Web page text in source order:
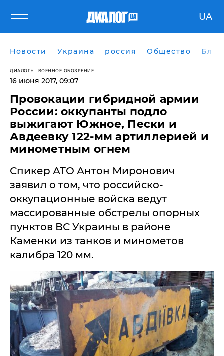
UA
Новости Украина россия Общество
ДИАЛОГ ВОЕННОЕ ОБОЗРЕНИЕ
16 июня 2017, 09:07
Провокации гибридной армии
России: оккупанты подло
выжигают Южное, Пески и
Авдеевку 122-мм артиллерией и
минометным огнем
Спикер АТО Антон Миронович
заявил о том, что российско-
оккупационные войска ведут
массированные обстрелы опорных
пунктов ВС Украины в районе
Каменки из танков и минометов
калибра 120 мм.